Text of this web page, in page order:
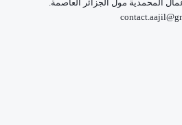
ك
المحمدية مول الجزائر العاصمة.